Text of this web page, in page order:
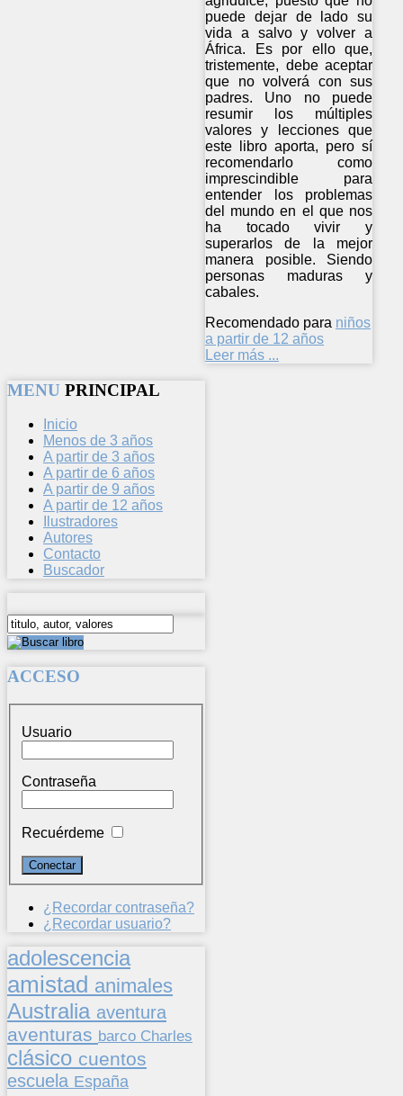
puede dejar de lado su
vida a salvo y volver a
África. Es por ello que,
tristemente, debe aceptar
que no volverá con sus
padres. Uno no puede
resumir los múltiples
valores y lecciones que
este libro aporta, pero sí
recomendarlo como
imprescindible para
entender los problemas
del mundo en el que nos
ha tocado vivir y
superarlos de la mejor
manera posible. Siendo
personas maduras y
cabales.
Recomendado para niños
a partir de 12 años
Leer más ...
MENU PRINCIPAL
Inicio
Menos de 3 años
A partir de 3 años
A partir de 6 años
A partir de 9 años
A partir de 12 años
Ilustradores
Autores
Contacto
Buscador
ACCESO
Usuario
Contraseña
Recuérdeme
¿Recordar contraseña?
¿Recordar usuario?
adolescencia
amistad animales
Australia aventura
aventuras barco Charles
clásico cuentos
escuela España